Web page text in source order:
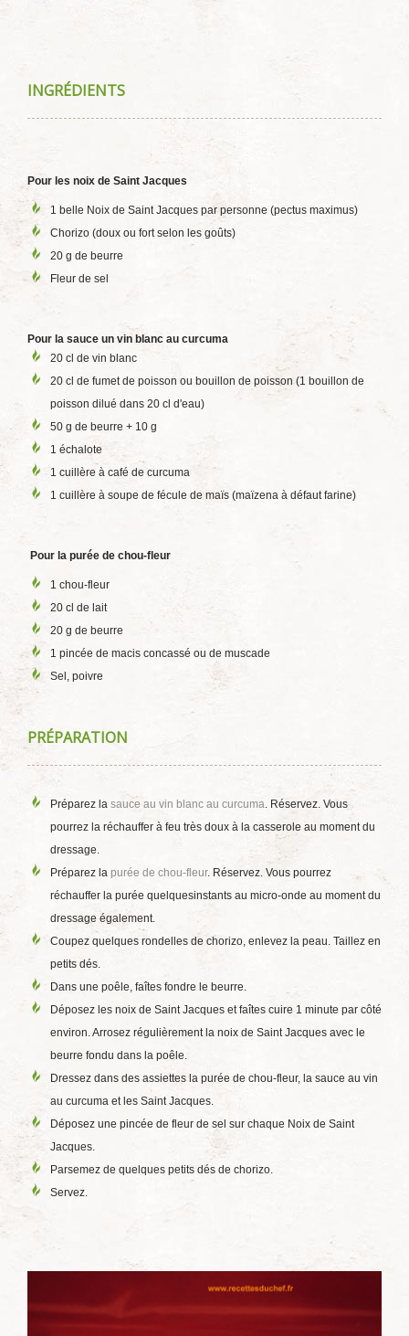
INGRÉDIENTS
Pour les noix de Saint Jacques
1 belle Noix de Saint Jacques par personne (pectus maximus)
Chorizo (doux ou fort selon les goûts)
20 g de beurre
Fleur de sel
Pour la sauce un vin blanc au curcuma
20 cl de vin blanc
20 cl de fumet de poisson ou bouillon de poisson (1 bouillon de
poisson dilué dans 20 cl d'eau)
50 g de beurre + 10 g
1 échalote
1 cuillère à café de curcuma
1 cuillère à soupe de fécule de maïs (maïzena à défaut farine)
Pour la purée de chou-fleur
1 chou-fleur
20 cl de lait
20 g de beurre
1 pincée de macis concassé ou de muscade
Sel, poivre
PRÉPARATION
Préparez la sauce au vin blanc au curcuma. Réservez. Vous
pourrez la réchauffer à feu très doux à la casserole au moment du
dressage.
Préparez la purée de chou-fleur. Réservez. Vous pourrez
réchauffer la purée quelquesinstants au micro-onde au moment du
dressage également.
Coupez quelques rondelles de chorizo, enlevez la peau. Taillez en
petits dés.
Dans une poêle, faîtes fondre le beurre.
Déposez les noix de Saint Jacques et faîtes cuire 1 minute par côté
environ. Arrosez régulièrement la noix de Saint Jacques avec le
beurre fondu dans la poêle.
Dressez dans des assiettes la purée de chou-fleur, la sauce au vin
au curcuma et les Saint Jacques.
Déposez une pincée de fleur de sel sur chaque Noix de Saint
Jacques.
Parsemez de quelques petits dés de chorizo.
Servez.